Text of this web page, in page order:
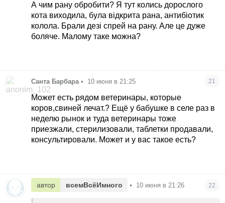
А чим рану обробити? Я тут колись дорослого
кота виходила, була відкрита рана, антибіотик
колола. Брали дезі спрей на рану. Але це дуже
боляче. Малому таке можна?
Санта Барбара • 10 июня в 21:25 21
Может есть рядом ветеринары, которые
коров,свиней лечат.? Ещё у бабушке в селе раз в
неделю рынок и туда ветеринары тоже
приезжали, стерилизовали, таблетки продавали,
консультировали. Может и у вас такое есть?
автор всемВсёИмного • 10 июня в 21:26 22